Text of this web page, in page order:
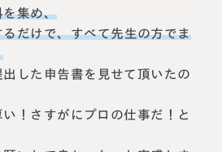
中）
を集め、
だけで、すべて先生の方でま
した申告書を見せて頂いたの
！さすがにプロの仕事だ！と